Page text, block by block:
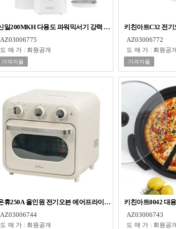
지 세라믹상판
일200MKH 다용도 파워믹서기 강력 국산 후드 다지기 스텐칼
AZ03006775
도매가 : 회원공개
가격자율
키친아트C32 전
AZ03006772
도매가 : 회원공개
가격자율
용 초강력
휴250A 올인원 전기오븐 에어프라이어 25L 타이머 그릴 다이얼
AZ03006744
도매가 : 회원공개
키친아트0042 대
AZ03006743
도매가 : 회원공개